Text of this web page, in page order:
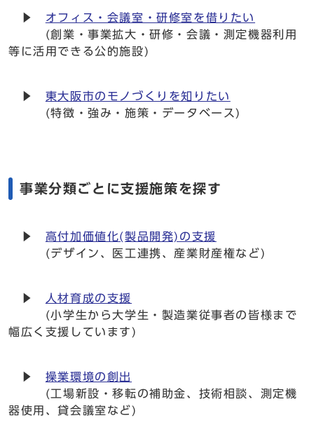
▶ オフィス・会議室・研修室を借りたい
(創業・事業拡大・研修・会議・測定機器利用
等に活用できる公的施設)
▶ 東大阪市のモノづくりを知りたい
(特徴・強み・施策・データベース)
事業分類ごとに支援施策を探す
▶ 高付加価値化(製品開発)の支援
(デザイン、医工連携、産業財産権など)
▶
人材育成の支援
(小学生から大学生・製造業従事者の皆様まで
幅広く支援しています)
▶ 操業環境の創出
(工場新設・移転の補助金、技術相談、測定機
器使用、貸会議室など)